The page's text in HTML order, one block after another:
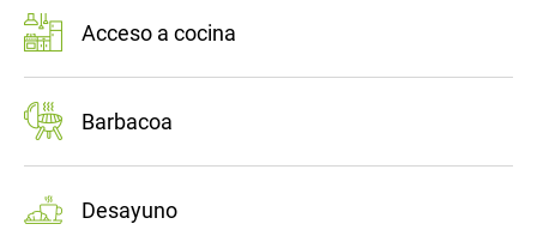
Acceso a cocina
Barbacoa
Desayuno